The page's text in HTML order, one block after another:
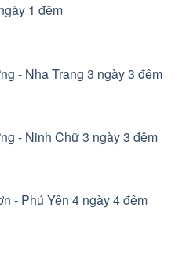
1 đêm
- Nha Trang 3 ngày 3 đêm
- Ninh Chữ 3 ngày 3 đêm
- Phú Yên 4 ngày 4 đêm